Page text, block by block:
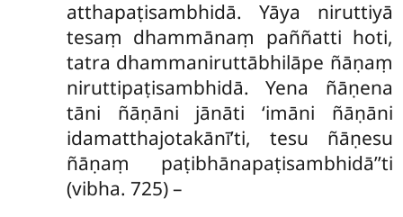
atthapaṭisambhidā. Yāya niruttiyā
tesaṃ dhammānaṃ paññatti hoti,
tatra dhammaniruttābhilāpe ñāṇaṃ
niruttipaṭisambhidā. Yena ñāṇena
tāni ñāṇāni jānāti ‘imāni ñāṇāni
idamatthajotakānī’ti, tesu ñāṇesu
ñāṇaṃ paṭibhānapaṭisambhidā’’ti
(vibha. 725) –